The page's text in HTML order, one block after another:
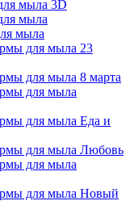
мыла 3D
мыла
мыла
для мыла 23
для мыла 8 марта
для мыла
для мыла Еда и
для мыла Любовь
для мыла
для мыла Новый